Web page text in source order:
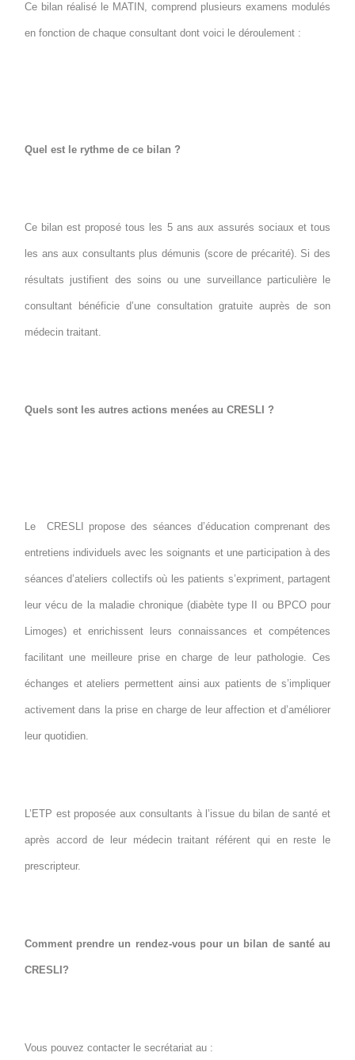
Ce bilan réalisé le MATIN, comprend plusieurs examens modulés
en fonction de chaque consultant dont voici le déroulement :
Quel est le rythme de ce bilan ?
Ce bilan est proposé tous les 5 ans aux assurés sociaux et tous
les ans aux consultants plus démunis (score de précarité). Si des
résultats justifient des soins ou une surveillance particulière le
consultant bénéficie d’une consultation gratuite auprès de son
médecin traitant.
Quels sont les autres actions menées au CRESLI ?
Le CRESLI propose des séances d’éducation comprenant des
entretiens individuels avec les soignants et une participation à des
séances d’ateliers collectifs où les patients s’expriment, partagent
leur vécu de la maladie chronique (diabète type II ou BPCO pour
Limoges) et enrichissent leurs connaissances et compétences
facilitant une meilleure prise en charge de leur pathologie. Ces
échanges et ateliers permettent ainsi aux patients de s’impliquer
activement dans la prise en charge de leur affection et d’améliorer
leur quotidien.
L’ETP est proposée aux consultants à l’issue du bilan de santé et
après accord de leur médecin traitant référent qui en reste le
prescripteur.
Comment prendre un rendez-vous pour un bilan de santé au
CRESLI?
Vous pouvez contacter le secrétariat au :